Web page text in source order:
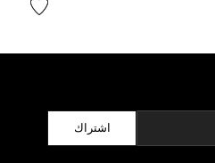
اشتراك